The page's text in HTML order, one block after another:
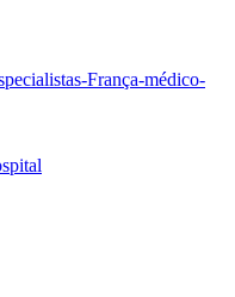
França-médico-